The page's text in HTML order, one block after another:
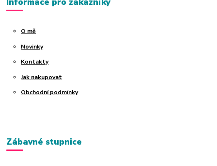
O mě
Novinky
Kontakty
Jak nakupovat
Obchodní podmínky
Zábavné stupnice